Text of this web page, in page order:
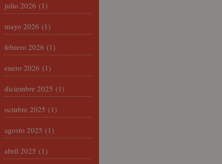
julio 2026 (1)
mayo 2026 (1)
febrero 2026 (1)
enero 2026 (1)
diciembre 2025 (1)
octubre 2025 (1)
agosto 2025 (1)
abril 2025 (1)